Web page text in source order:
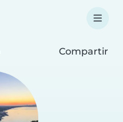
Compartir